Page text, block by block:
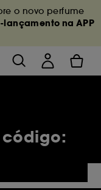
o novo perfume
lançamento na APP
código: